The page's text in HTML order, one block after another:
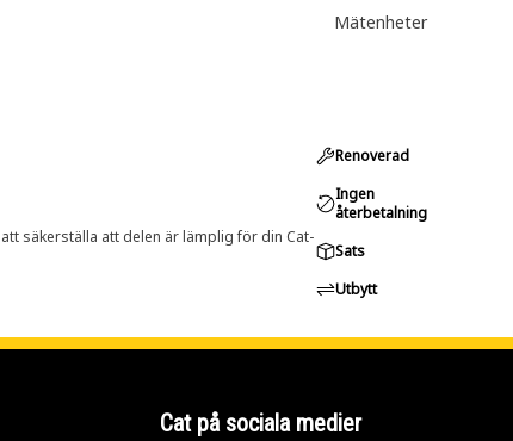
Mätenheter
säkerställa att delen är lämplig för din Cat-
Renoverad
Ingen
återbetalning
Sats
Utbytt
Cat på sociala medier